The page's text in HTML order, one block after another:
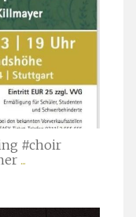
#choir
...